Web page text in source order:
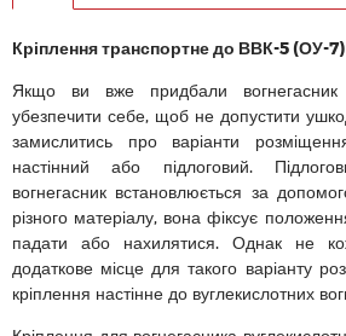
Кріплення транспортне до ВВК-5 (ОУ-7)
Якщо ви вже придбали вогнегасник
убезпечити себе, щоб не допустити
замислитись про варіанти
настінний або підлоговий.
вогнегасник встановлюється за
різного матеріалу, вона фіксує
падати або нахилятися. Однак не
додаткове місце для такого варіанту
кріплення настінне до вуглекислотних